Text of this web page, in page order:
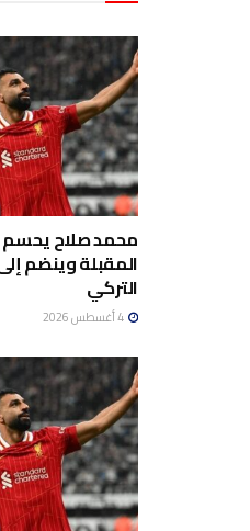
محمد صلاح
المقبلة وينضم
التركي